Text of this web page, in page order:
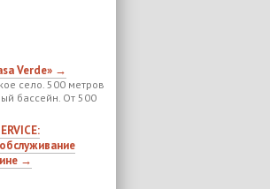
Verde» →
село. 500 метров
бассейн. От 500
→